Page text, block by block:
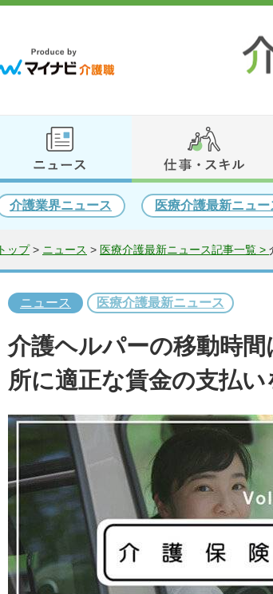
介護業界ニュース 医療介護最新ニュー
トップ> ニュース > 医療介護最新ニュース記事一覧 >
ニュース 医療介護最新ニュース
介護ヘルパーの移動時
所に適正な賃金の支払い